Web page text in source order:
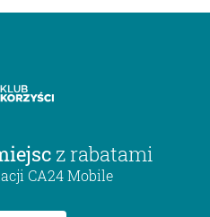
z rabatami
CA24 Mobile